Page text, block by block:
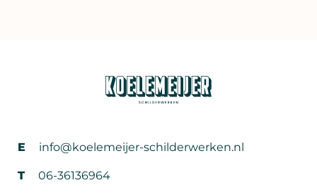
E info@koelemeijer-schilderwerken.nl
T 06-36136964